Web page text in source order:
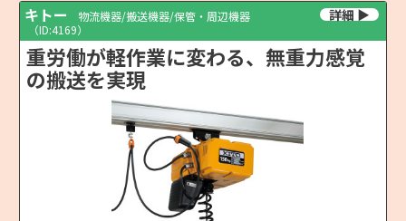
キトー
物流機器/搬送機器/保管・周辺機器
（ID:4169）
重労働が軽作業に変わる、無重力感覚
の搬送を実現